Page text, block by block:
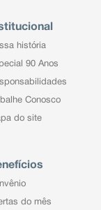
história
90 Anos
Conosco
do site
do mês